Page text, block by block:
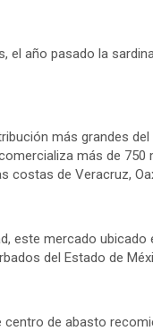
el año pasado la
más grandes
más de
costas de Veracruz,
este mercado
del Estado de
de abasto